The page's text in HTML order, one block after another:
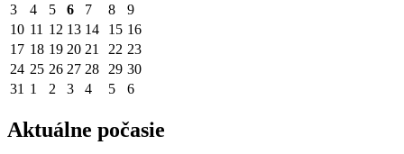
3
4 5 6 7 8
9
10 11 12 13 14 15 16
17 18 19 20 21 22 23
24 25 26 27 28 29 30
31 1 2 3 4 5 6
Aktuálne počasie